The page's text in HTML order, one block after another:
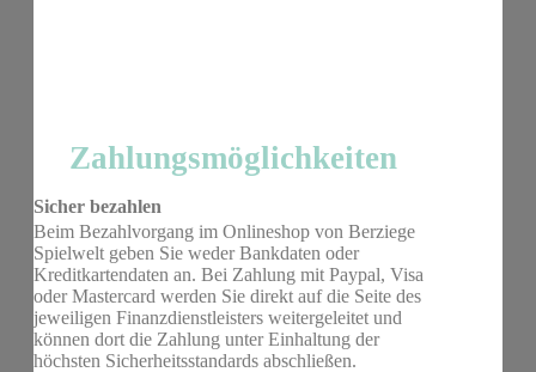
Zahlungsmöglichkeiten
Sicher bezahlen
Beim Bezahlvorgang im Onlineshop von Berziege
Spielwelt geben Sie weder Bankdaten oder
Kreditkartendaten an. Bei Zahlung mit Paypal, Visa
oder Mastercard werden Sie direkt auf die Seite des
jeweiligen Finanzdienstleisters weitergeleitet und
können dort die Zahlung unter Einhaltung der
höchsten Sicherheitsstandards abschließen.